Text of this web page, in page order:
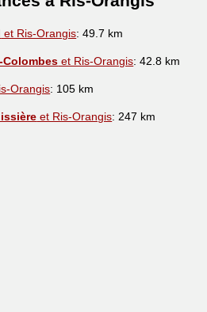
et Ris-Orangis: 49.7 km
Colombes et Ris-Orangis: 42.8 km
Orangis: 105 km
et Ris-Orangis: 247 km